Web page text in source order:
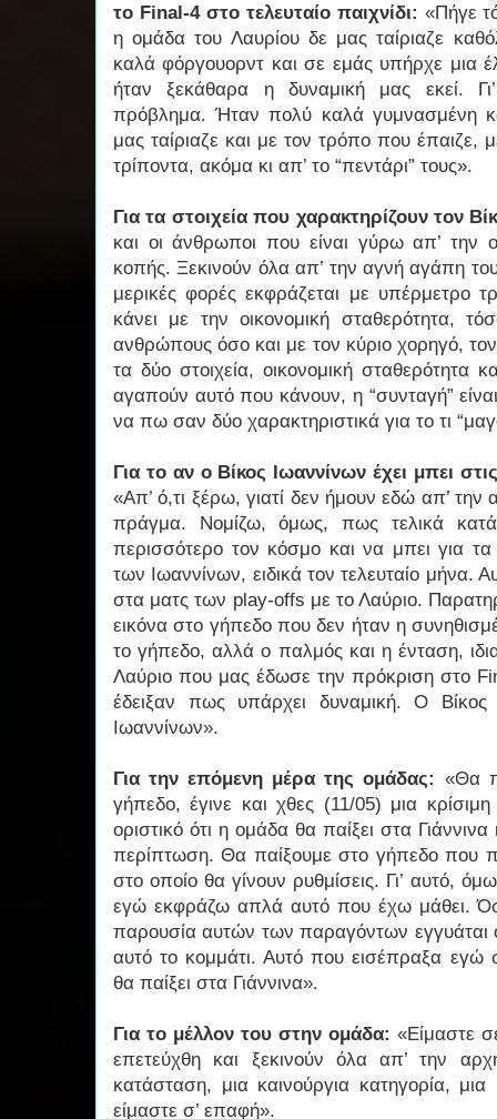
το Final-4 στο τελευταίο παιχνίδι: «Πήγε
η ομάδα του Λαυρίου δε μας ταίριαζε
καλά φόργουορντ και σε εμάς υπήρχε μια
ήταν ξεκάθαρα η δυναμική μας εκεί.
πρόβλημα. Ήταν πολύ καλά γυμνασμένη
μας ταίριαζε και με τον τρόπο που έπαιζε,
τρίποντα, ακόμα κι απ’ το “πεντάρι” τους».
Για τα στοιχεία που χαρακτηρίζουν τον
και οι άνθρωποι που είναι γύρω απ’ την
κοπής. Ξεκινούν όλα απ’ την αγνή αγάπη
μερικές φορές εκφράζεται με υπέρμετρο
κάνει με την οικονομική σταθερότητα,
ανθρώπους όσο και με τον κύριο χορηγό,
τα δύο στοιχεία, οικονομική σταθερότητα
αγαπούν αυτό που κάνουν, η “συνταγή”
να πω σαν δύο χαρακτηριστικά για το τι
Για το αν ο Βίκος Ιωαννίνων έχει μπει
«Απ’ ό,τι ξέρω, γιατί δεν ήμουν εδώ απ’
πράγμα. Νομίζω, όμως, πως τελικά
περισσότερο τον κόσμο και να μπει για
των Ιωαννίνων, ειδικά τον τελευταίο μήνα.
στα ματς των play-offs με το Λαύριο.
εικόνα στο γήπεδο που δεν ήταν η
το γήπεδο, αλλά ο παλμός και η ένταση,
Λαύριο που μας έδωσε την πρόκριση στο
έδειξαν πως υπάρχει δυναμική. Ο
Ιωαννίνων».
Για την επόμενη μέρα της ομάδας: «Θα
γήπεδο, έγινε και χθες (11/05) μια
οριστικό ότι η ομάδα θα παίξει στα
περίπτωση. Θα παίξουμε στο γήπεδο που
στο οποίο θα γίνουν ρυθμίσεις. Γι’ αυτό,
εγώ εκφράζω απλά αυτό που έχω μάθει.
παρουσία αυτών των παραγόντων εγγυάται
αυτό το κομμάτι. Αυτό που εισέπραξα εγώ
θα παίξει στα Γιάννινα».
Για το μέλλον του στην ομάδα: «Είμαστε
επετεύχθη και ξεκινούν όλα απ’ την
κατάσταση, μια καινούργια κατηγορία,
είμαστε σ’ επαφή».